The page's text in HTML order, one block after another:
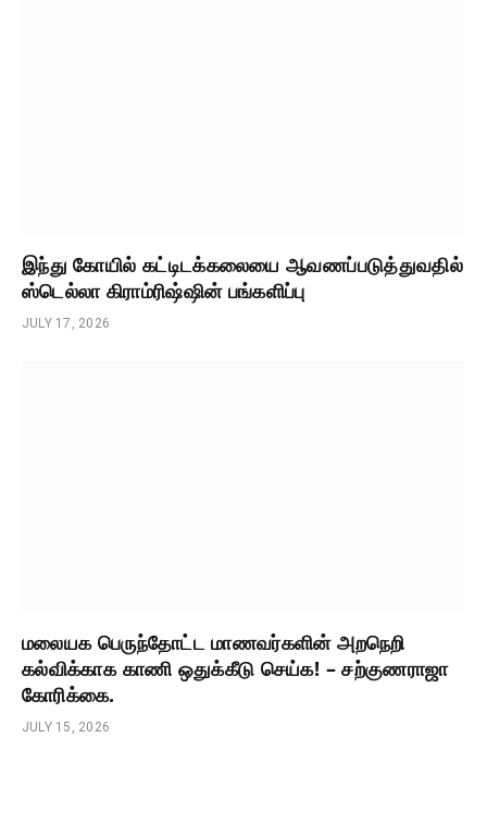
இந்து கோயில் கட்டிடக்கலையை ஆவணப்படுத்துவதில்
ஸ்டெல்லா கிராம்ரிஷ்ஷின் பங்களிப்பு
JULY 17, 2026
மலையக பெருந்தோட்ட மாணவர்களின் அறநெறி
கல்விக்காக காணி ஒதுக்கீடு செய்க! – சற்குணராஜா
கோரிக்கை.
JULY 15, 2026